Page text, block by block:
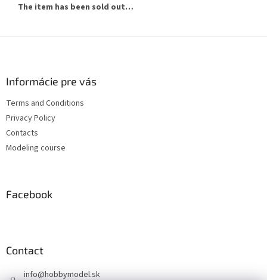
The item has been sold out…
Informácie pre vás
Terms and Conditions
Privacy Policy
Contacts
Modeling course
Facebook
Contact
info@hobbymodel.sk